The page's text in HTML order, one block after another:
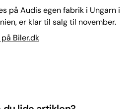
på Audis egen fabrik i Ungarn i
er klar til salg til november.
Biler.dk